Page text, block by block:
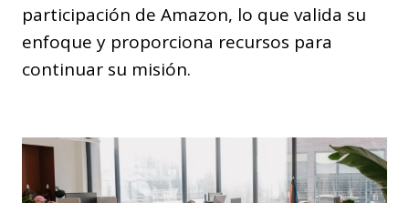
participación de Amazon, lo que valida su
enfoque y proporciona recursos para
continuar su misión.